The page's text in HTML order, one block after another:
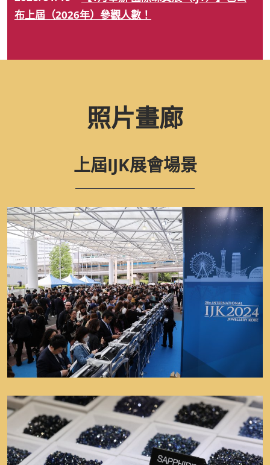
布上屆（2026年）參觀人數！
照片畫廊
上屆IJK展會場景